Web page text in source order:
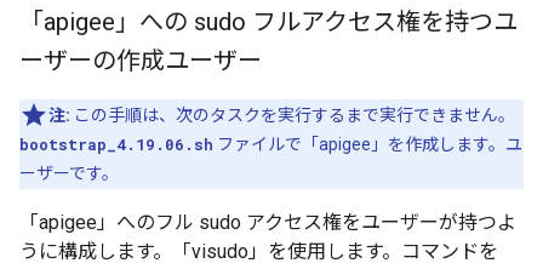
「apigee」への sudo フルアクセス権を持つユ
ーザーの作成ユーザー
注: この手順は、次のタスクを実行するまで実行できません。
bootstrap_4.19.06.sh ファイルで「apigee」を作成します。ユ
ーザーです。
「apigee」へのフル sudo アクセス権をユーザーが持つよ
うに構成します。「visudo」を使用します。コマンドを